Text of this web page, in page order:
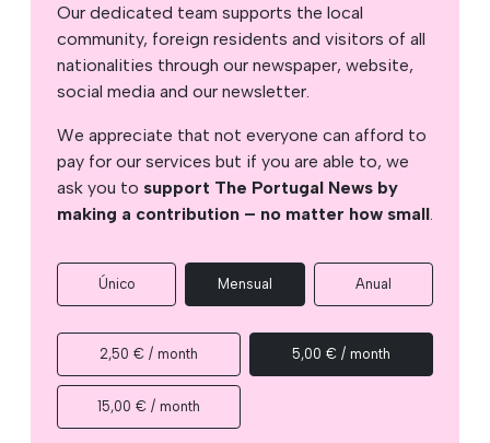
Our dedicated team supports the local
community, foreign residents and visitors of all
nationalities through our newspaper, website,
social media and our newsletter.
We appreciate that not everyone can afford to
pay for our services but if you are able to, we
ask you to support The Portugal News by
making a contribution – no matter how small.
Único Mensual Anual
2,50 € / month 5,00 € / month
15,00 € / month